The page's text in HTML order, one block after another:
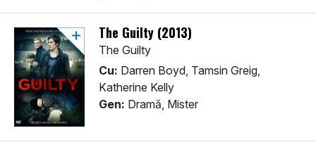
The Guilty (2013)
The Guilty
Cu: Darren Boyd, Tamsin Greig,
Katherine Kelly
Gen: Dramă, Mister